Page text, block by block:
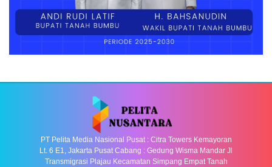
PT Pelita Media Nasional Pusat : Citra Towers Kemayoran
Lt. 6 E1, Jakarta Pusat Cabang : Gedung Wisma Mandar Jl
Transmigrasi Plajau Kecamatan Simpang Empat Tanah